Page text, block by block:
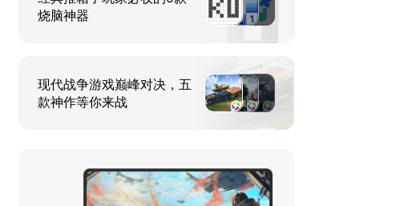
烧脑神器
现代战争游戏巅峰对决，五
款神作等你来战